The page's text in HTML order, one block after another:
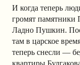
И когда теперь
громят
Ладно Пушкин.
там в царское
теперь снесли —